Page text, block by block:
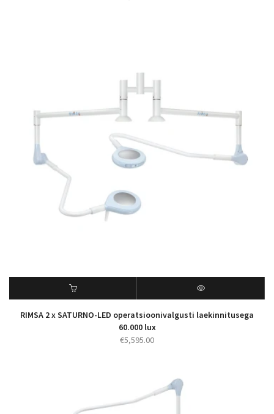
RIMSA 2 x SATURNO-LED operatsioonivalgusti laekinnitusega
60.000 lux
€5,595.00